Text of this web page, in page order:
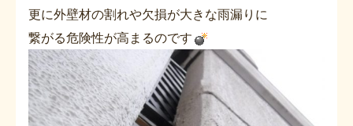
更に外壁材の割れや欠損が大きな雨漏りに
繋がる危険性が高まるのです